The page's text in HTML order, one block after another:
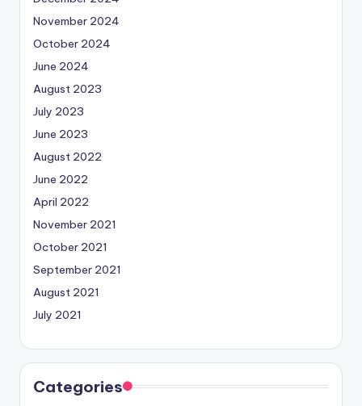
November 2024
October 2024
June 2024
August 2023
July 2023
June 2023
August 2022
June 2022
April 2022
November 2021
October 2021
September 2021
August 2021
July 2021
Categories